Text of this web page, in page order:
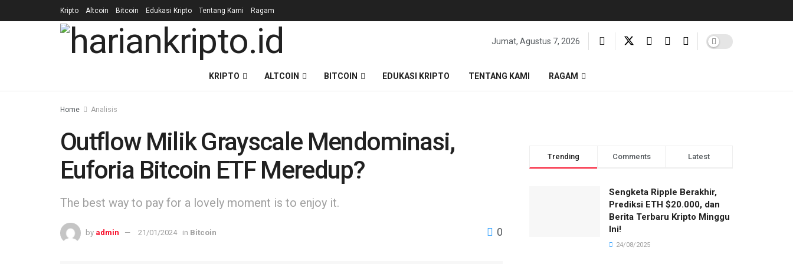
Kripto Altcoin Bitcoin Edukasi Kripto Tentang Kami Ragam
Jumat, Agustus 7, 2026
KRIPTO ALTCOIN BITCOIN EDUKASI KRIPTO TENTANG KAMI RAGAM
Home Analisis
Outflow Milik Grayscale Mendominasi,
Euforia Bitcoin ETF Meredup?
The best way to pay for a lovely moment is to enjoy it.
by admin 21/01/2024 in Bitcoin 0
Trending Comments Latest
Sengketa Ripple Berakhir,
Prediksi ETH $20.000, dan
Berita Terbaru Kripto Minggu
Ini!
24/08/2025